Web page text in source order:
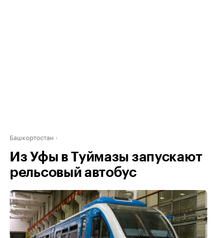
Башкортостан
Из Уфы в Туймазы запускают
рельсовый автобус